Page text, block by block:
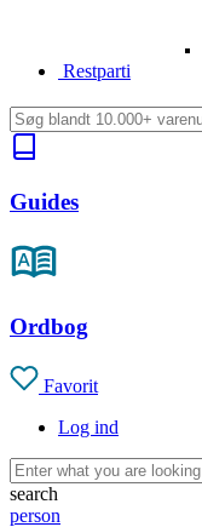
Restparti
Guides
Ordbog
Favorit
Log ind
search
person